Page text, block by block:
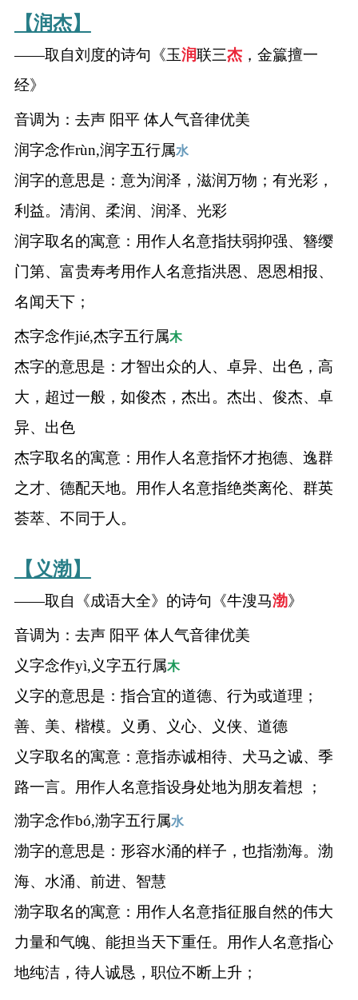
【润杰】
——取自刘度的诗句《玉润联三杰，金籯擅一
经》
音调为：去声 阳平 体人气音律优美
润字念作rùn,润字五行属水
润字的意思是：意为润泽，滋润万物；有光彩，
利益。清润、柔润、润泽、光彩
润字取名的寓意：用作人名意指扶弱抑强、簪缨
门第、富贵寿考用作人名意指洪恩、恩恩相报、
名闻天下；
杰字念作jié,杰字五行属木
杰字的意思是：才智出众的人、卓异、出色，高
大，超过一般，如俊杰，杰出。杰出、俊杰、卓
异、出色
杰字取名的寓意：用作人名意指怀才抱德、逸群
之才、德配天地。用作人名意指绝类离伦、群英
荟萃、不同于人。
【义渤】
——取自《成语大全》的诗句《牛溲马渤》
音调为：去声 阳平 体人气音律优美
义字念作yì,义字五行属木
义字的意思是：指合宜的道德、行为或道理；
善、美、楷模。义勇、义心、义侠、道德
义字取名的寓意：意指赤诚相待、犬马之诚、季
路一言。用作人名意指设身处地为朋友着想 ；
渤字念作bó,渤字五行属水
渤字的意思是：形容水涌的样子，也指渤海。渤
海、水涌、前进、智慧
渤字取名的寓意：用作人名意指征服自然的伟大
力量和气魄、能担当天下重任。用作人名意指心
地纯洁，待人诚恳，职位不断上升；